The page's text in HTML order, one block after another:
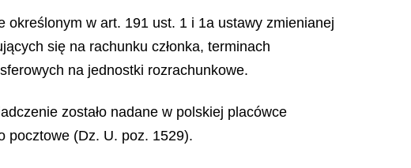
w art. 191 ust. 1 i 1a ustawy zmienianej
się na rachunku członka, terminach
na jednostki rozrachunkowe.
zostało nadane w polskiej placówce
pocztowe (Dz. U. poz. 1529).